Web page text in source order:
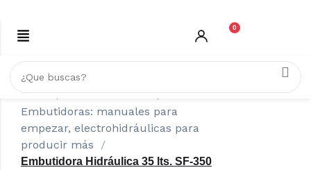
0
Inicio
GASTRONOMÍA
Embutidoras: manuales para
empezar, electrohidráulicas para
producir más
Embutidora Hidráulica 35 lts. SF-350